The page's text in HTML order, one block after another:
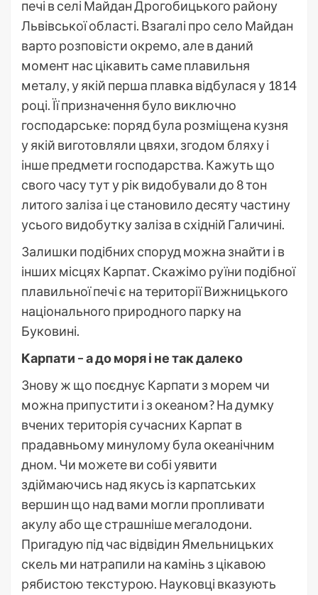
печі в селі Майдан Дрогобицького району
Львівської області. Взагалі про село Майдан
варто розповісти окремо, але в даний
момент нас цікавить саме плавильня
металу, у якій перша плавка відбулася у 1814
році. Її призначення було виключно
господарське: поряд була розміщена кузня
у якій виготовляли цвяхи, згодом бляху і
інше предмети господарства. Кажуть що
свого часу тут у рік видобували до 8 тон
литого заліза і це становило десяту частину
усього видобутку заліза в східній Галичині.
Залишки подібних споруд можна знайти і в
інших місцях Карпат. Скажімо руїни подібної
плавильної печі є на території Вижницького
національного природного парку на
Буковині.
Карпати – а до моря і не так далеко
Знову ж що поєднує Карпати з морем чи
можна припустити і з океаном? На думку
вчених територія сучасних Карпат в
прадавньому минулому була океанічним
дном. Чи можете ви собі уявити
здіймаючись над якусь із карпатських
вершин що над вами могли пропливати
акулу або ще страшніше мегалодони.
Пригадую під час відвідин Ямельницьких
скель ми натрапили на камінь з цікавою
рябистою текстурою. Науковці вказують